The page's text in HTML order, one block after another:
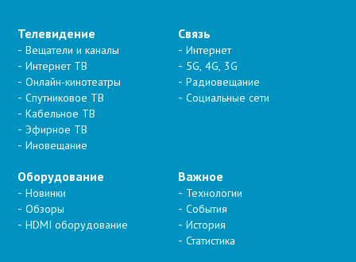
Телевидение
Вещатели и каналы
Интернет ТВ
Онлайн-кинотеатры
Спутниковое ТВ
Кабельное ТВ
Эфирное ТВ
Иновещание
Связь
Интернет
5G, 4G, 3G
Радиовещание
Социальные сети
Оборудование
Новинки
Обзоры
HDMI оборудование
Важное
Технологии
События
История
Статистика